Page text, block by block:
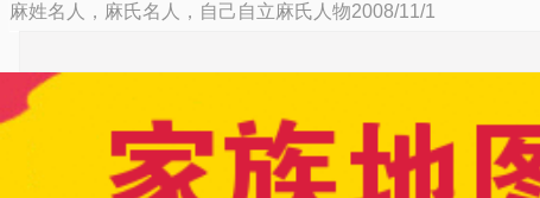
麻姓名人，麻氏名人，自己自立麻氏人物2008/11/1